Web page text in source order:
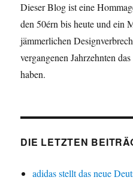
Dieser Blog ist eine
den 50érn bis heute und ein
jämmerlichen
vergangenen Jahrzehnten
haben.
DIE LETZTEN
adidas stellt das neue